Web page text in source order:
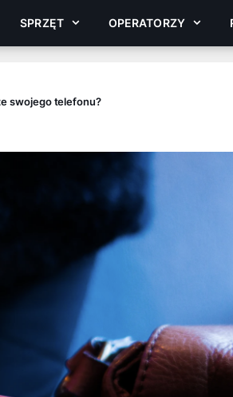
SPRZĘT OPERATORZY
swojego telefonu?